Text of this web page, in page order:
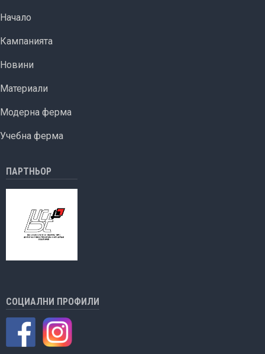
ОСНОВНА НАВИГАЦИЯ
Начало
Кампанията
Новини
Материали
Модерна ферма
Учебна ферма
ПАРТНЬОР
СОЦИАЛНИ ПРОФИЛИ